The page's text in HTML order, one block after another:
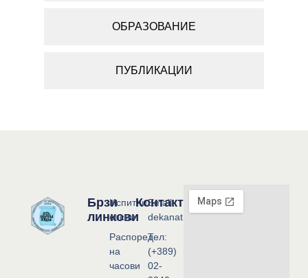
ОБРАЗОВАНИЕ
ПУБЛИКАЦИИ
Брзи
линкови
Испитни
сесии
Распоред
на
часови
Контакт
Email:
dekanat@flf.ukim.edu.mk
Тел:
(+389)
02-